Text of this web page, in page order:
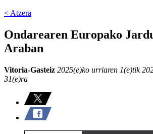
< Atzera
Ondarearen Europako
Araban
Vitoria-Gasteiz 2025(e)ko urriaren 1(e)tik
31(e)ra